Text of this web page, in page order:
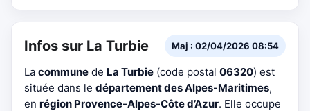
Infos sur La Turbie Maj : 02/04/2026 08:54
La commune de La Turbie (code postal 06320) est
située dans le département des Alpes-Maritimes,
en région Provence-Alpes-Côte d’Azur. Elle occupe